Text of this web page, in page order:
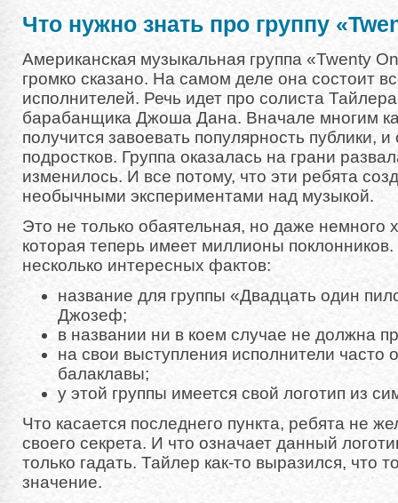
Что нужно знать про группу
Американская музыкальная группа «Twenty
громко сказано. На самом деле она состоит
исполнителей. Речь идет про солиста
барабанщика Джоша Дана. Вначале многим
получится завоевать популярность публики,
подростков. Группа оказалась на грани
изменилось. И все потому, что эти ребята
необычными экспериментами над музыкой.
Это не только обаятельная, но даже немного
которая теперь имеет миллионы
несколько интересных фактов:
название для группы «Двадцать один
Джозеф;
в названии ни в коем случае не должна
на свои выступления исполнители часто
балаклавы;
у этой группы имеется свой логотип из
Что касается последнего пункта, ребята не
своего секрета. И что означает данный
только гадать. Тайлер как-то выразился, что
значение.